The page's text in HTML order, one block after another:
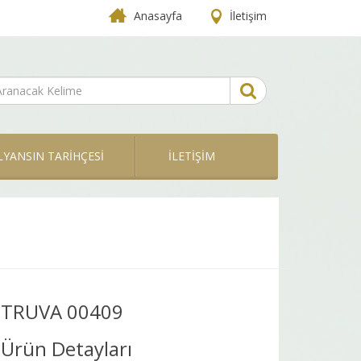
Anasayfa İletişim
TARİHÇESİ İLETİŞİM
TRUVA 00409
Ürün Detayları